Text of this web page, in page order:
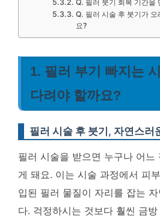
Q. 필러 붓기 회복 기간을
Q. 필러 시술 후 붓기가
요?
1. 필러 부기 빠지는
다려야 할까요?
필러 시술 후 붓기, 자연스러
필러 시술을 받으면 누구나 어느
게 돼요. 이는 시술 과정에서 피
입된 필러 물질이 자리를 잡는
다. 걱정하시는 것보다 훨씬 금